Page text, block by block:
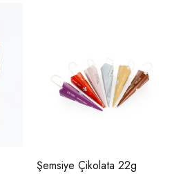
Şemsiye Çikolata 22g